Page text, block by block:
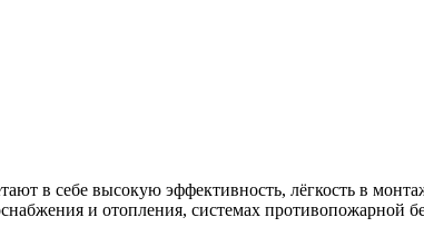
в себе высокую эффективность, лёгкость в
и отопления, системах